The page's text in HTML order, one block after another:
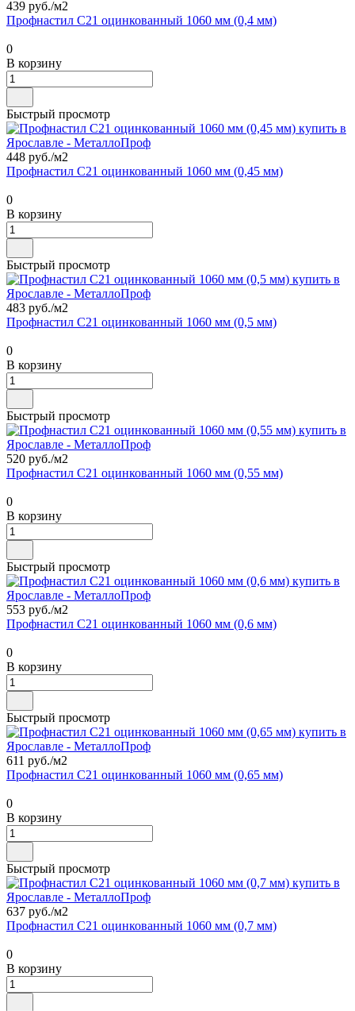
439 руб./м2
Профнастил С21 оцинкованный 1060 мм (0,4 мм)
0
В корзину
Быстрый просмотр
448 руб./м2
Профнастил С21 оцинкованный 1060 мм (0,45 мм)
0
В корзину
Быстрый просмотр
483 руб./м2
Профнастил С21 оцинкованный 1060 мм (0,5 мм)
0
В корзину
Быстрый просмотр
520 руб./м2
Профнастил С21 оцинкованный 1060 мм (0,55 мм)
0
В корзину
Быстрый просмотр
553 руб./м2
Профнастил С21 оцинкованный 1060 мм (0,6 мм)
0
В корзину
Быстрый просмотр
611 руб./м2
Профнастил С21 оцинкованный 1060 мм (0,65 мм)
0
В корзину
Быстрый просмотр
637 руб./м2
Профнастил С21 оцинкованный 1060 мм (0,7 мм)
0
В корзину